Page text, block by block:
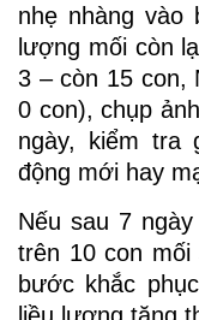
nhẹ nhàng vào
lượng mối còn
3 – còn 15 con,
0 con), chụp
ngày, kiểm tra
động mới hay
Nếu sau 7
trên 10 con
bước khắc
liều lượng tăng